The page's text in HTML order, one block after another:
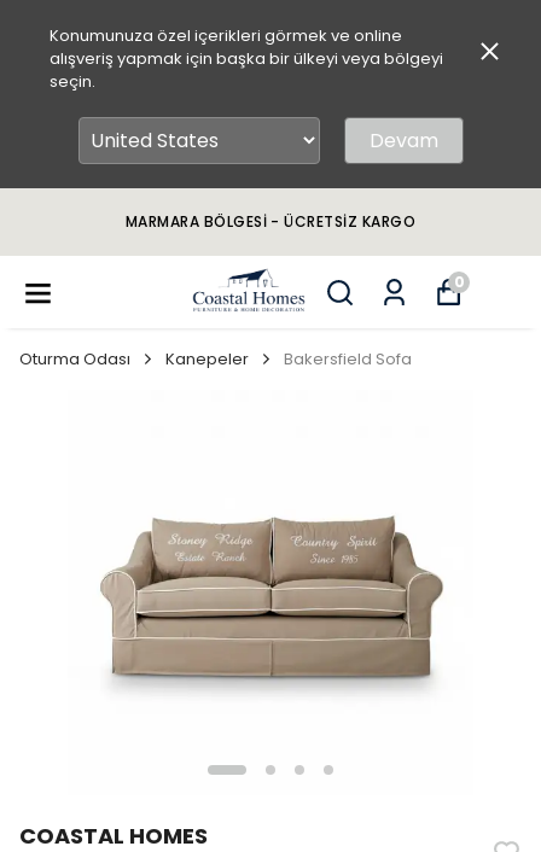
Konumunuza özel içerikleri görmek ve online
alışveriş yapmak için başka bir ülkeyi veya bölgeyi
seçin.
Devam
MARMARA BÖLGESİ - ÜCRETSİZ KARGO
0
Oturma Odası Kanepeler Bakersfield Sofa
COASTAL HOMES